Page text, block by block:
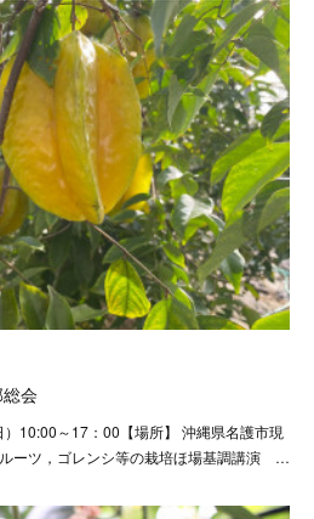
会
）10:00～17：00【場所】 沖縄県名護市現
ーツ，ゴレンシ等の栽培ほ場基調講演 …